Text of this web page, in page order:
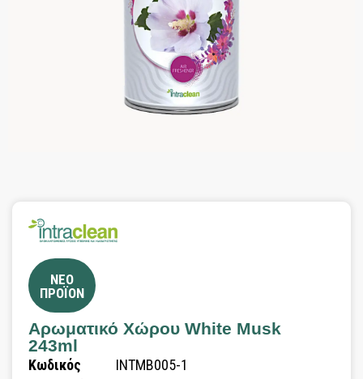
ΝΕΟ
ΠΡΟΪΟΝ
Αρωματικό Χώρου White Musk
243ml
Κωδικός
INTMB005-1